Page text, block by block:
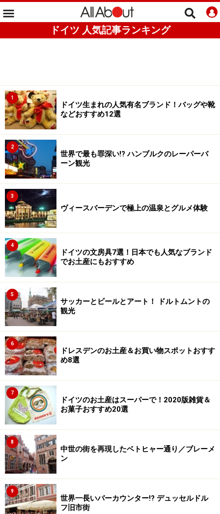
ドイツ 人気記事ランキング
1
ドイツ生まれの人気有名ブランド！バッグや靴
などおすすめ12選
2
世界で最も罪深い!? ハンブルクのレーパーバ
ーン観光
3
ヴィースバーデンで極上の温泉とグルメ体験
4
ドイツの文房具7選！日本でも人気なブランド
でお土産にもおすすめ
5
サッカーとビールとアート！ ドルトムントの
観光
6
ドレスデンのお土産＆お買い物スポットおすす
め8選
7
ドイツのお土産はスーパーで！2020版雑貨＆
お菓子おすすめ20選
8
中世の街を再現したベトヒャー通り／ブレーメ
ン
9
世界一長いバーカウンター!? デュッセルドル
フ旧市街